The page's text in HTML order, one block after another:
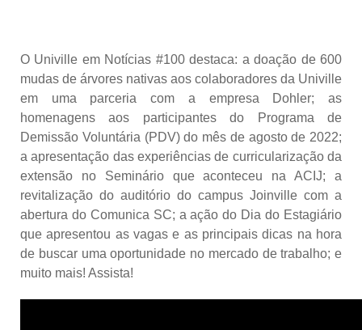
O Univille em Notícias #100 destaca: a doação de 600
mudas de árvores nativas aos colaboradores da Univille
em uma parceria com a empresa Dohler; as
homenagens aos participantes do Programa de
Demissão Voluntária (PDV) do mês de agosto de 2022;
a apresentação das experiências de curricularização da
extensão no Seminário que aconteceu na ACIJ; a
revitalização do auditório do campus Joinville com a
abertura do Comunica SC; a ação do Dia do Estagiário
que apresentou as vagas e as principais dicas na hora
de buscar uma oportunidade no mercado de trabalho; e
muito mais! Assista!